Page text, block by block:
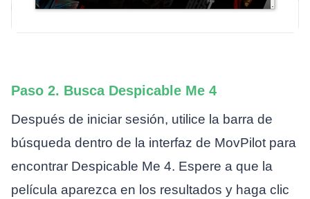
Paso 2. Busca Despicable Me 4
Después de iniciar sesión, utilice la barra de
búsqueda dentro de la interfaz de MovPilot para
encontrar Despicable Me 4. Espere a que la
película aparezca en los resultados y haga clic